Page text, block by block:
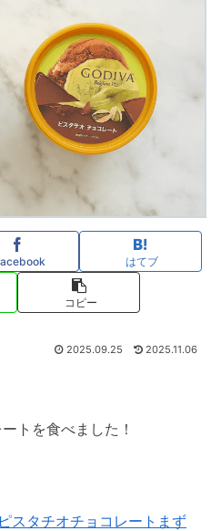
はてブ
コピー
2025.09.25 2025.11.06
トを食べました！
スタチオチョコレートまず